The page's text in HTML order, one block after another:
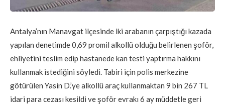
Antalya’nın Manavgat ilçesinde iki arabanın çarpıştığı kazada
yapılan denetimde 0,69 promil alkollü olduğu belirlenen şoför,
ehliyetini teslim edip hastanede kan testi yaptırma hakkını
kullanmak istediğini söyledi. Tabiri için polis merkezine
götürülen Yasin D.’ye alkollü araç kullanmaktan 9 bin 267 TL
idari para cezası kesildi ve şoför evrakı 6 ay müddetle geri